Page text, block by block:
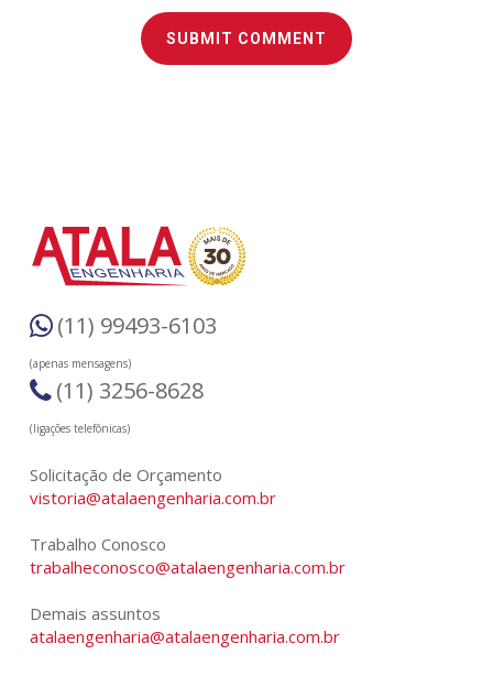
(11) 99493-6103
(apenas mensagens)
(11) 3256-8628
(ligações telefônicas)
Solicitação de Orçamento
vistoria@atalaengenharia.com.br
Trabalho Conosco
trabalheconosco@atalaengenharia.com.br
Demais assuntos
atalaengenharia@atalaengenharia.com.br